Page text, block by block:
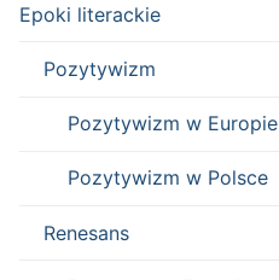
Epoki literackie
Pozytywizm
Pozytywizm w Europie
Pozytywizm w Polsce
Renesans